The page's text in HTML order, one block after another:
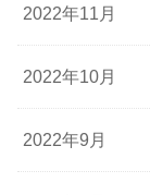
2022年11月
2022年10月
2022年9月